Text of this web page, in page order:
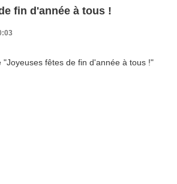
fin d'année à tous !